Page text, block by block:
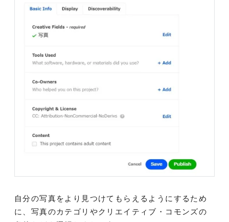
自分の写真をより見つけてもらえるようにするため
に、写真のカテゴリやクリエイティブ・コモンズの